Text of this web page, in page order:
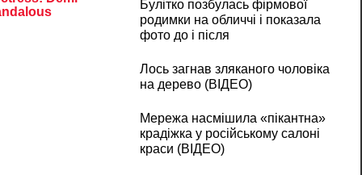
Булітко позбулась фірмової
родимки на обличчі і показала
фото до і після
Лось загнав зляканого чоловіка
на дерево (ВІДЕО)
Мережа насмішила «пікантна»
крадіжка у російському салоні
краси (ВІДЕО)